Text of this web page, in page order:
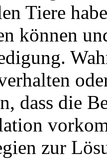
Tiere
können
dass die
zur